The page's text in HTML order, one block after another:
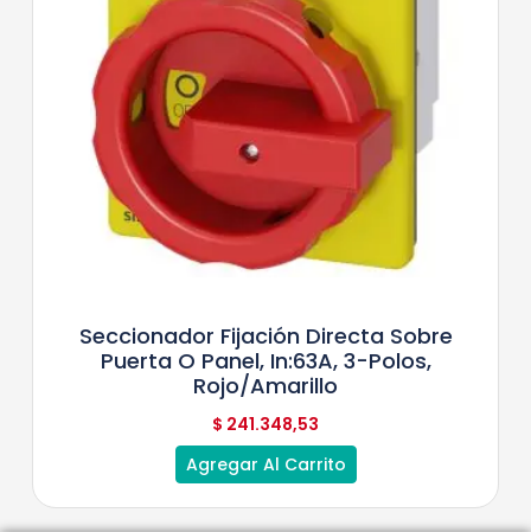
Seccionador Fijación Directa Sobre
Puerta O Panel, In:63A, 3-Polos,
Rojo/Amarillo
$ 241.348,53
Agregar Al Carrito